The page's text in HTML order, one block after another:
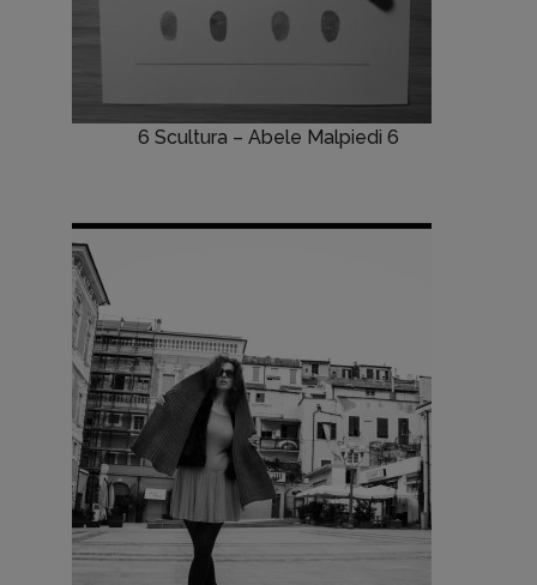
6 Scultura – Abele Malpiedi 6